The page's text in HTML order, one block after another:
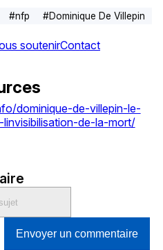
#nfp #Dominique De Villepin
soutenirContact
dominique-de-villepin-le-
de-la-mort/
Envoyer un commentaire